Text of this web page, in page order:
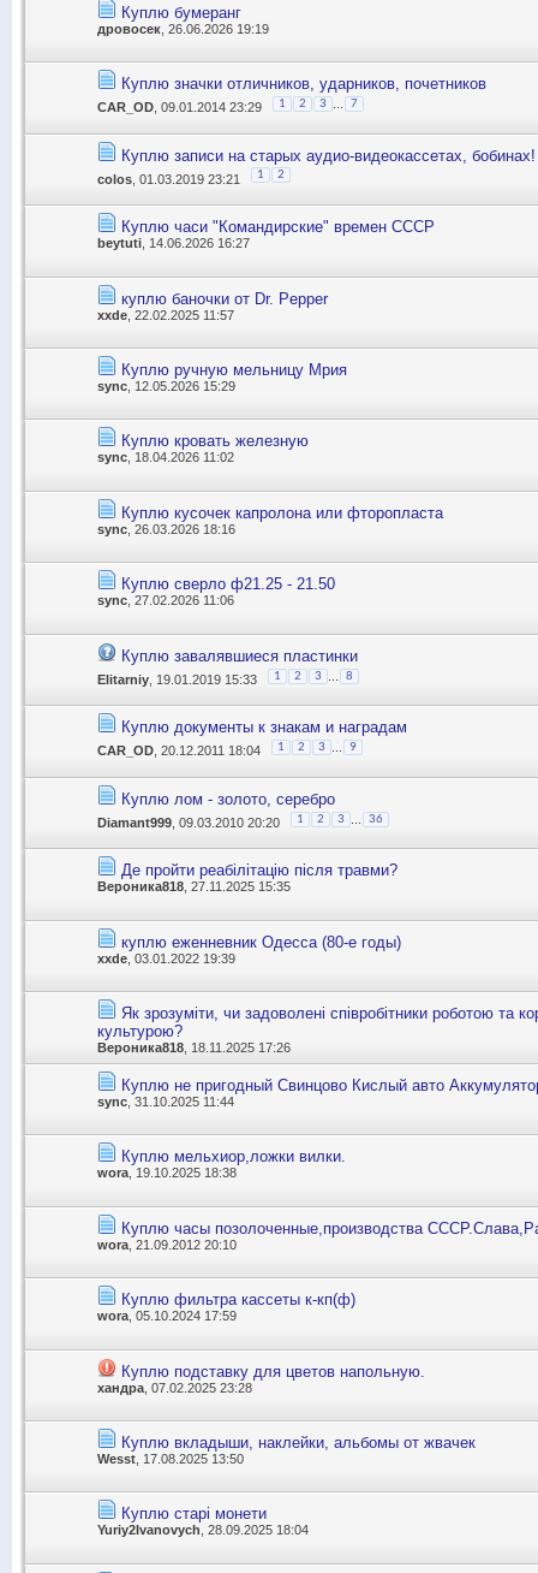
Куплю бумеранг
дровосек , 26.06.2026 19:19
Куплю значки отличников, ударников, почетников
CAR_OD , 09.01.2014 23:29 1 2 3 7
Куплю записи на старых аудио-видеокассетах, бобинах!
colos , 01.03.2019 23:21 1 2
Куплю часи "Командирские" времен СССР
beytuti , 14.06.2026 16:27
куплю баночки от Dr. Pepper
xxde , 22.02.2025 11:57
Куплю ручную мельницу Мрия
sync , 12.05.2026 15:29
Куплю кровать железную
sync, 18.04.2026 11:02
Куплю кусочек капролона или фторопласта
sync , 26.03.2026 18:16
Куплю сверло ф21.25 - 21.50
sync , 27.02.2026 11:06
Куплю завалявшиеся пластинки
Elitarniy , 19.01.2019 15:33 1 2 3 8
Куплю документы к знакам и наградам
CAR_OD , 20.12.2011 18:04 1 2 3 9
Куплю лом - золото, серебро
Diamant999 , 09.03.2010 20:20 1 2 3 36
Де пройти реабілітацію після травми?
Вероника818 , 27.11.2025 15:35
куплю еженневник Одесса (80-е годы)
xxde , 03.01.2022 19:39
Як зрозуміти, чи задоволені співробітники роботою та
культурою?
Вероника818 , 18.11.2025 17:26
Куплю не пригодный Свинцово Кислый авто
sync , 31.10.2025 11:44
Куплю мельхиор,ложки вилки.
wora , 19.10.2025 18:38
Куплю часы позолоченные,производства
wora , 21.09.2012 20:10
Куплю фильтра кассеты к-кп(ф)
wora , 05.10.2024 17:59
Куплю подставку для цветов напольную.
хандра , 07.02.2025 23:28
Куплю вкладыши, наклейки, альбомы от жвачек
Wesst , 17.08.2025 13:50
Куплю старі монети
Yuriy2Ivanovych, 28.09.2025 18:04